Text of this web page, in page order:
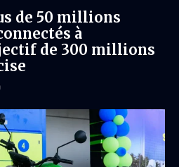
de 50 millions
à
de 300 millions